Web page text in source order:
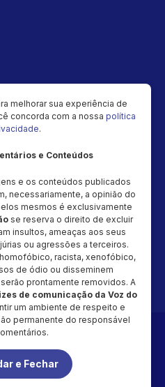
as novidades!
– CNPJ: 48.034.154/0001-
parcial do conteúdo desta página,
ou eletrônico), sem autorização
melhorar sua experiência de
concorda com a nossa política
.
e Conteúdos
e os conteúdos publicados
necessariamente, a opinião do
mesmos é exclusivamente
se reserva o direito de excluir
insultos, ameaças aos seus
ou agressões a terceiros.
racista, xenofóbico,
de ódio ou disseminem
prontamente removidos. A
de comunicação da Voz do
um ambiente de respeito e
permanente do responsável
e Fechar